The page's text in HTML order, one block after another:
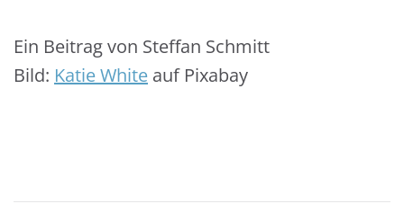
Ein Beitrag von Steffan Schmitt
Bild: Katie White auf Pixabay